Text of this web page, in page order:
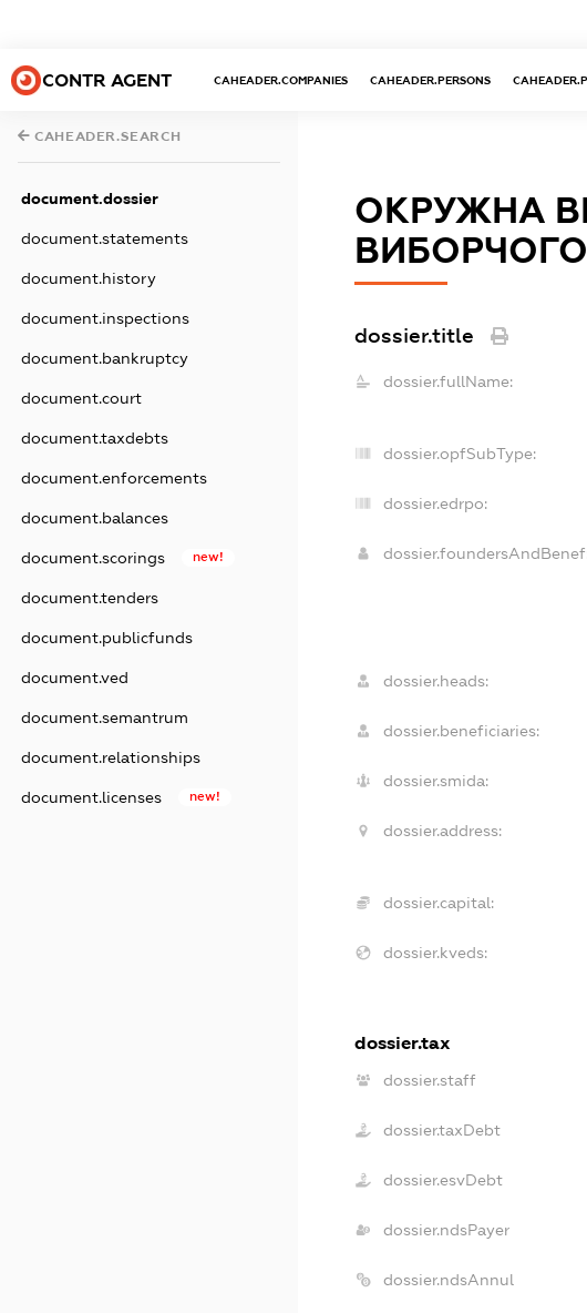
CONTR AGENT CAHEADER.COMPANIES CAHEADER.PERSONS
CAHEADER.SEARCH
document.dossier
document.statements
document.history
document.inspections
document.bankruptcy
document.court
document.taxdebts
document.enforcements
document.balances
document.scorings new!
document.tenders
document.publicfunds
document.ved
document.semantrum
document.relationships
document.licenses new!
ОКРУЖНА
ВИБОРЧОГО
dossier.title
dossier.fullName:
dossier.opfSubType:
dossier.edrpo:
dossier.heads:
dossier.beneficiaries:
dossier.smida:
dossier.address:
dossier.capital:
dossier.kveds:
dossier.tax
dossier.staff
dossier.taxDebt
dossier.esvDebt
dossier.ndsPayer
dossier.ndsAnnul